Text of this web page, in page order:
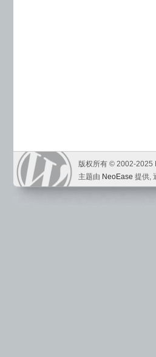
版权所有 © 2002-
主题由 NeoEase 提供,